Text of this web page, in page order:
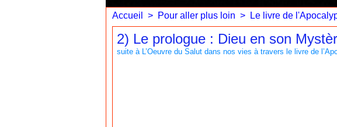
Accueil > Pour aller plus loin > Le livre de
2) Le prologue : Dieu en son
suite à L’Oeuvre du Salut dans nos vies à travers le livre de